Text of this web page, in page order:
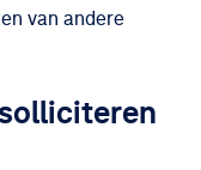
van andere